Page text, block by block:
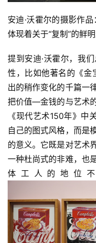
安迪·沃霍尔的摄影作
体现着关于“复制”的鲜
提到安迪·沃霍尔，我
性，比如他著名的《金
出的稍作变化的千篇一
把价值—金钱的与艺术
《现代艺术150年》中
自己的图式风格，而是
的意义。它既是对艺术
一种杜尚式的非难，也
体工人的地位